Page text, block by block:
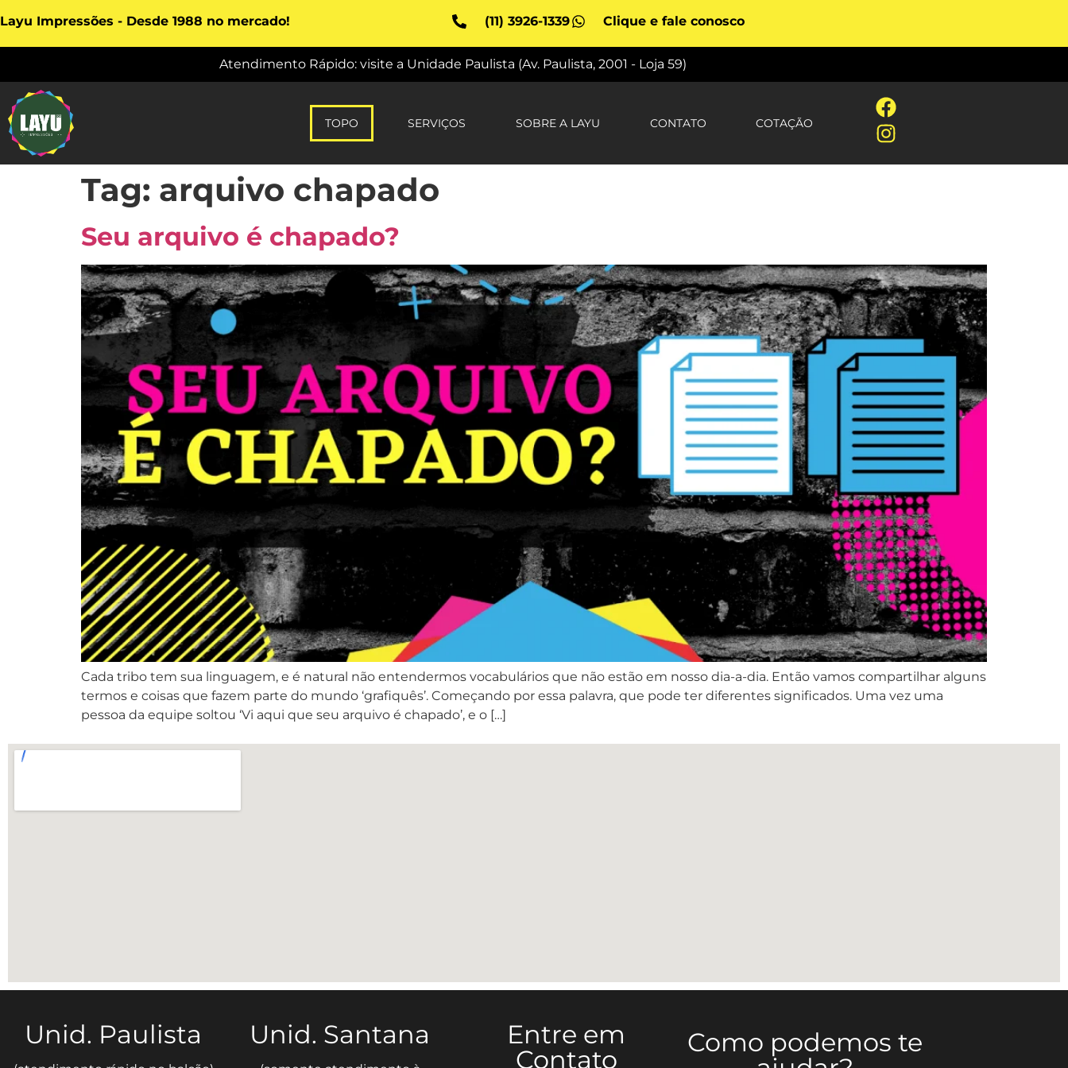
Layu Impressões - Desde 1988 no mercado! (11) 3926-1339 Clique e fale conosco
Atendimento Rápido: visite a Unidade Paulista (Av. Paulista, 2001 - Loja 59)
TOPO SERVIÇOS SOBRE A LAYU CONTATO COTAÇÃO
Tag: arquivo chapado
Seu arquivo é chapado?
Cada tribo tem sua linguagem, e é natural não entendermos vocabulários que não estão em nosso dia-a-dia. Então vamos compartilhar alguns
termos e coisas que fazem parte do mundo ‘grafiquês’. Começando por essa palavra, que pode ter diferentes significados. Uma vez uma
pessoa da equipe soltou ‘Vi aqui que seu arquivo é chapado’, e o […]
Unid. Paulista Unid. Santana
Entre em
Contato
Como podemos te